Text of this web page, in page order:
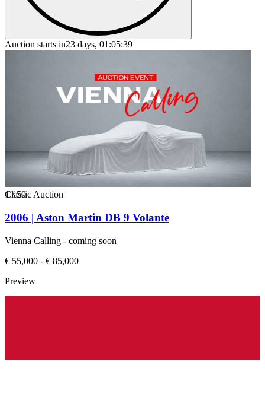
Auction starts in23 days, 01:05:39
1/50
Classic Auction
2006 | Aston Martin DB 9 Volante
Vienna Calling - coming soon
€ 55,000 - € 85,000
Preview